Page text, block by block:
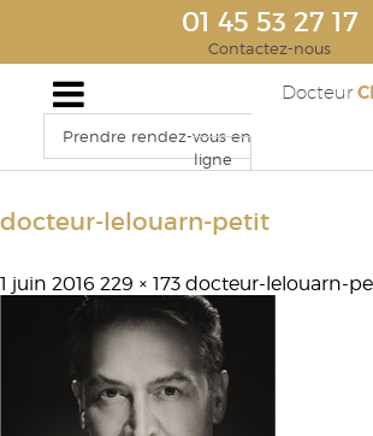
01 45 53 27 17
Contactez-nous
Docteur
Prendre rendez-vous en
ligne
docteur-lelouarn-petit
1 juin 2016 229 × 173 docteur-lelouarn-